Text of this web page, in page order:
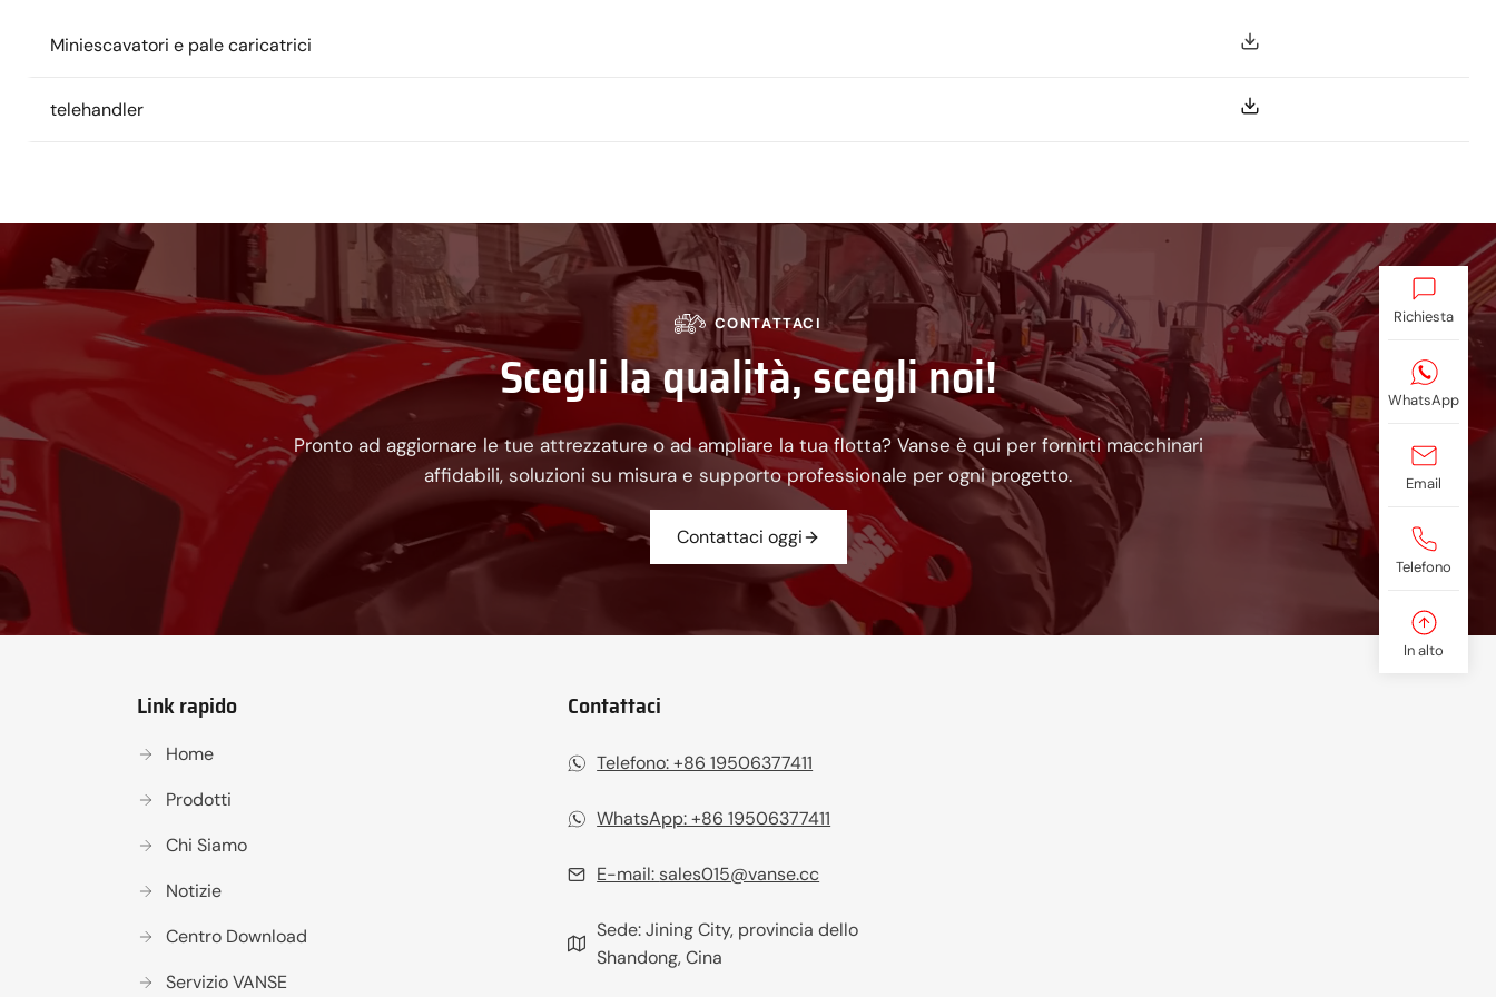
Miniescavatori e pale caricatrici
telehandler
CONTATTACI
Scegli la qualità, scegli noi!
Pronto ad aggiornare le tue attrezzature o ad ampliare la tua flotta? Vanse è qui per fornirti macchinari
affidabili, soluzioni su misura e supporto professionale per ogni progetto.
Contattaci oggi
Link rapido
Home
Prodotti
Chi Siamo
Notizie
Centro Download
Servizio VANSE
Contattaci
Telefono: +86 19506377411
WhatsApp: +86 19506377411
E-mail: sales015@vanse.cc
Sede: Jining City, provincia dello
Shandong, Cina
Richiesta
WhatsApp
Email
Telefono
In alto